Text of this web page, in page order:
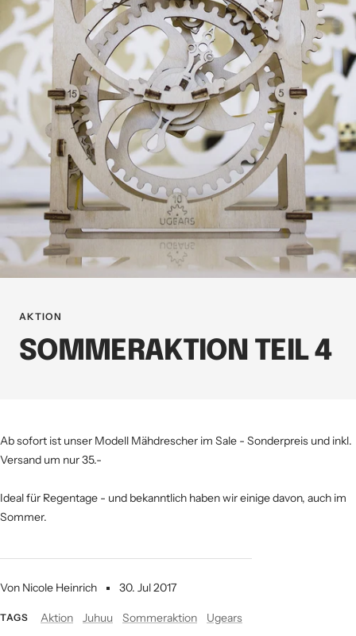
AKTION
SOMMERAKTION TEIL 4
Von Nicole Heinrich 30. Jul 2017
TAGS Aktion Juhuu Sommeraktion Ugears
Ab sofort ist unser Modell Mähdrescher im Sale - Sonderpreis und inkl.
Versand um nur 35.-
Ideal für Regentage - und bekanntlich haben wir einige davon, auch im
Sommer.